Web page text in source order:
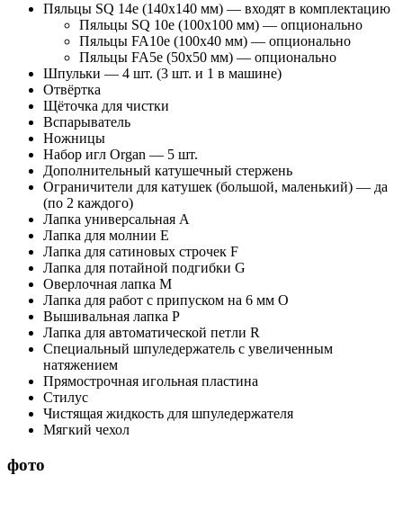
Пяльцы SQ 14e (140x140 мм) — входят в комплектацию
Пяльцы SQ 10e (100x100 мм) — опционально
Пяльцы FA10e (100x40 мм) — опционально
Пяльцы FA5e (50x50 мм) — опционально
Шпульки — 4 шт. (3 шт. и 1 в машине)
Отвёртка
Щёточка для чистки
Вспарыватель
Ножницы
Набор игл Organ — 5 шт.
Дополнительный катушечный стержень
Ограничители для катушек (большой, маленький) — да
(по 2 каждого)
Лапка универсальная А
Лапка для молнии E
Лапка для сатиновых строчек F
Лапка для потайной подгибки G
Оверлочная лапка M
Лапка для работ с припуском на 6 мм O
Вышивальная лапка P
Лапка для автоматической петли R
Специальный шпуледержатель с увеличенным
натяжением
Прямострочная игольная пластина
Стилус
Чистящая жидкость для шпуледержателя
Мягкий чехол
фото